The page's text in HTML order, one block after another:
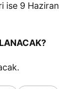
ise 9 Haziran